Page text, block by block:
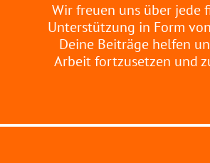
Wir freuen uns über jede
Unterstützung in Form
Deine Beiträge helfen
Arbeit fortzusetzen und